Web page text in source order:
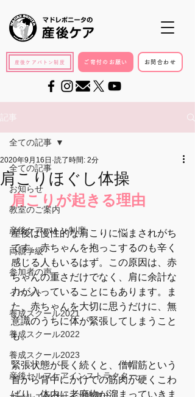
産後ケアバトン制度 ご寄付のお願い お問合わせ
記事
全ての記事
お知らせ
教室のご案内
産後ケアバトン制度
両親学級
参加者の声
イベント
養成スクール2021
養成スクール2022
養成スクール2023
産後セルフケアインストラクター
全ての記事
肩こりほぐし体操
2020年9月16日 読了時間: 2分
肩こりが起きる理由
産後は慢性的な肩こりに悩まされがち
です。赤ちゃんを抱っこするのも辛く
感じる人もいるはず。この原因は、赤
ちゃんの重さだけでなく、肩に余計な
力が入っていることにもあります。ま
た、赤ちゃんを大切に思うだけに、無
意識のうちに体が緊張してしまうこと
も。
緊張状態が長く続くと、僧帽筋という
首から背中にかけての筋肉が硬くこわ
ばり、体内に老廃物が溜まっていきま